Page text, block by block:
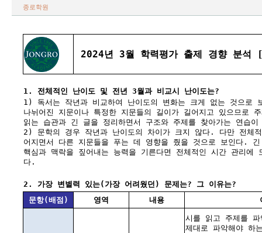
종로학원
2024년 3월 학력평가 출제 경향 분석
1. 전체적인 난이도 및 전년 3월과 비교시 난이도는?
1) 독서는 작년과 비교하여 난이도의 변화는 크게 없는 것으
나뉘어진 지문이나 특정한 지문들의 길이가 길어지고 있으므로
읽는 습관과 긴 글을 정리하면서 구조와 주제를 찾아가는 연습
2) 문학의 경우 작년과 난이도의 차이가 크지 않다. 다만 전체
어지면서 다른 지문들을 푸는 데 영향을 줬을 것으로 보인다.
핵심과 맥락을 짚어내는 능력을 기른다면 전체적인 시간 관리에
다.
2. 가장 변별력 있는(가장 어려웠던) 문제는? 그 이유는?
문항(배점)
영역 내용
시를 읽고 주제를 파
제대로 파악해야 하